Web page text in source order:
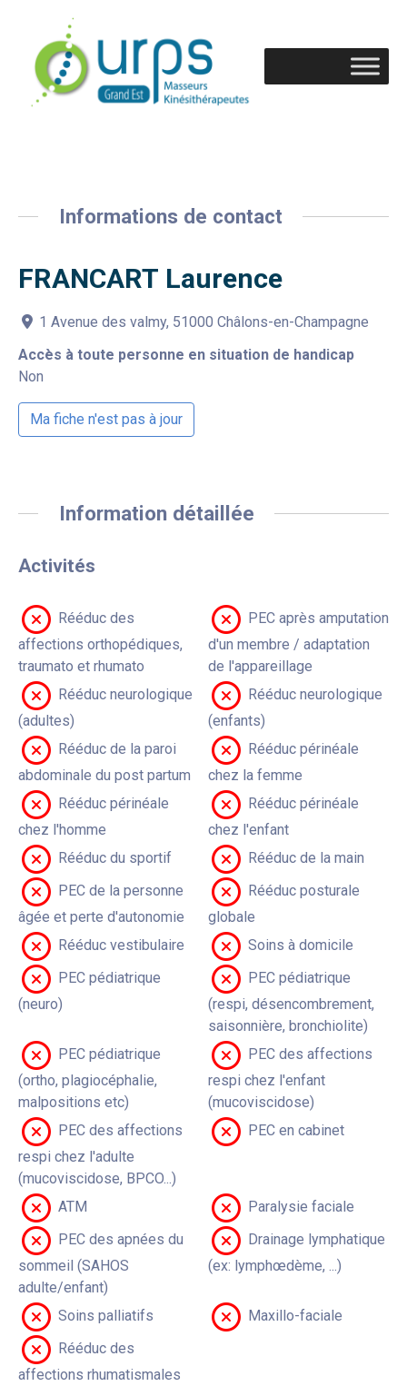
Informations de contact
FRANCART Laurence
1 Avenue des valmy, 51000 Châlons-en-Champagne
Accès à toute personne en situation de handicap
Non
Ma fiche n'est pas à jour
Information détaillée
Activités
Rééduc des
affections orthopédiques,
traumato et rhumato
PEC après amputation
d'un membre / adaptation
de l'appareillage
Rééduc neurologique
(adultes)
Rééduc neurologique
(enfants)
Rééduc de la paroi
abdominale du post partum
Rééduc périnéale
chez la femme
Rééduc périnéale
chez l'homme
Rééduc périnéale
chez l'enfant
Rééduc du sportif
Rééduc de la main
PEC de la personne
âgée et perte d'autonomie
Rééduc posturale
globale
Rééduc vestibulaire
Soins à domicile
PEC pédiatrique
(neuro)
PEC pédiatrique
(respi, désencombrement,
saisonnière, bronchiolite)
PEC pédiatrique
(ortho, plagiocéphalie,
malpositions etc)
PEC des affections
respi chez l'enfant
(mucoviscidose)
PEC des affections
respi chez l'adulte
(mucoviscidose, BPCO...)
PEC en cabinet
ATM
Paralysie faciale
PEC des apnées du
sommeil (SAHOS
adulte/enfant)
Drainage lymphatique
(ex: lymphœdème, ...)
Soins palliatifs
Maxillo-faciale
Rééduc des
affections rhumatismales